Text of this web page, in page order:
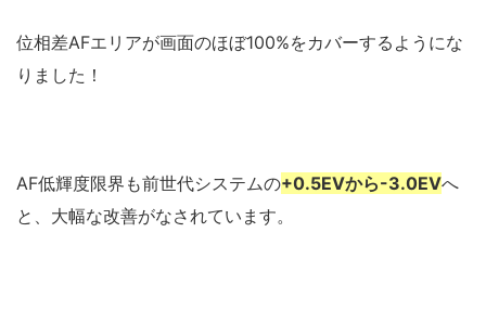
位相差AFエリアが画面のほぼ100%をカバーするようにな
りました！
AF低輝度限界も前世代システムの+0.5EVから-3.0EVへ
と、大幅な改善がなされています。